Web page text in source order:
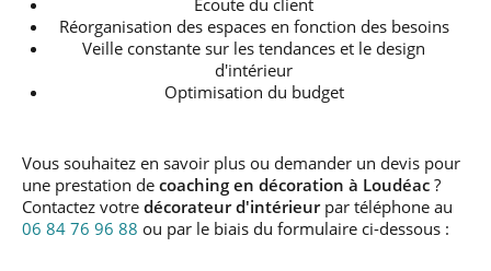
Ecoute du client
Réorganisation des espaces en fonction des besoins
Veille constante sur les tendances et le design
d'intérieur
Optimisation du budget
Vous souhaitez en savoir plus ou demander un devis pour
une prestation de coaching en décoration à Loudéac ?
Contactez votre décorateur d'intérieurpar téléphone au
06 84 76 96 88 ou par le biais du formulaire ci-dessous :